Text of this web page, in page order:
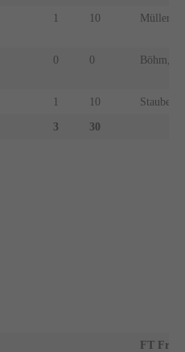
1 10 Müller,
0 0 Böhm,
1 10 Stauber,
3 30
FT